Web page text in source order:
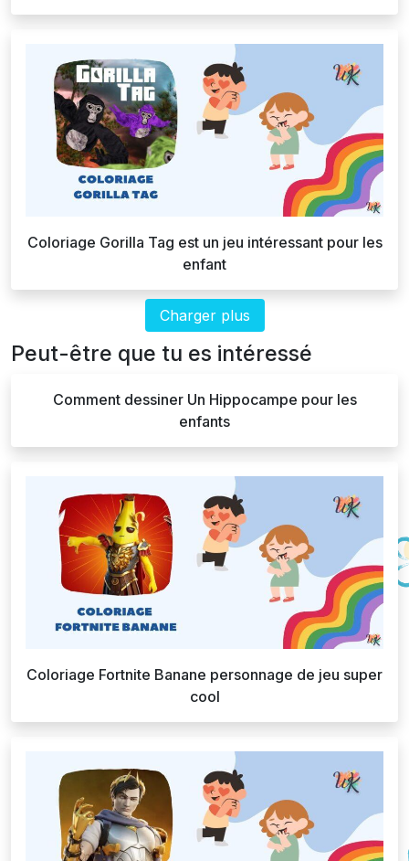
Coloriage Gorilla Tag est un jeu intéressant pour les
enfant
Charger plus
Peut-être que tu es intéressé
Comment dessiner Un Hippocampe pour les
enfants
Coloriage Fortnite Banane personnage de jeu super
cool